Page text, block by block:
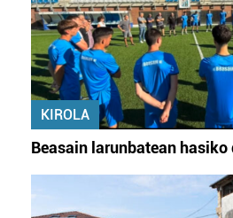
KIROLA
Beasain larunbatean hasiko